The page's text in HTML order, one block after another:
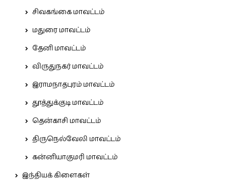
சிவகங்கை மாவட்டம்
மதுரை மாவட்டம்
தேனி மாவட்டம்
விருதுநகர் மாவட்டம்
இராமநாதபுரம் மாவட்டம்
தூத்துக்குடி மாவட்டம்
தென்காசி மாவட்டம்
திருநெல்வேலி மாவட்டம்
கன்னியாகுமரி மாவட்டம்
இந்தியக் கிளைகள்